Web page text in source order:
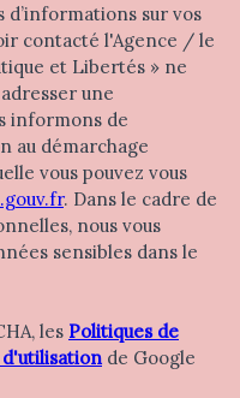
d’informations sur vos
contacté l'Agence / le
et Libertés » ne
une
informons de
au démarchage
vous pouvez vous
. Dans le cadre de
nous vous
sensibles dans le
les Politiques de
de Google